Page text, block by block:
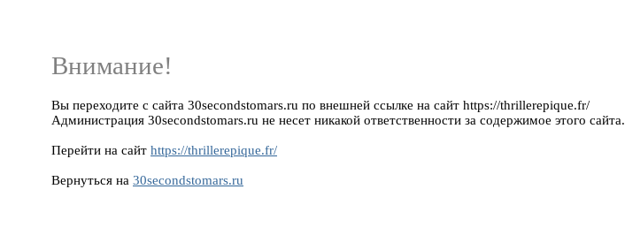
Внимание!
Вы переходите с сайта 30secondstomars.ru по внешней ссылке на сайт https://thrillerepique.fr/
Администрация 30secondstomars.ru не несет никакой ответственности за содержимое этого сайта.
Перейти на сайт https://thrillerepique.fr/
Вернуться на 30secondstomars.ru